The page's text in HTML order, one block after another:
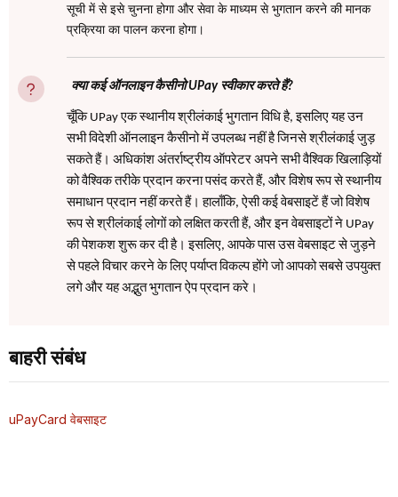
सूची में से इसे चुनना होगा और सेवा के माध्यम से भुगतान करने की मानक
प्रक्रिया का पालन करना होगा।
क्या कई ऑनलाइन कैसीनो UPay स्वीकार करते हैं?
चूँकि UPay एक स्थानीय श्रीलंकाई भुगतान विधि है, इसलिए यह उन
सभी विदेशी ऑनलाइन कैसीनो में उपलब्ध नहीं है जिनसे श्रीलंकाई जुड़
सकते हैं। अधिकांश अंतर्राष्ट्रीय ऑपरेटर अपने सभी वैश्विक खिलाड़ियों
को वैश्विक तरीके प्रदान करना पसंद करते हैं, और विशेष रूप से स्थानीय
समाधान प्रदान नहीं करते हैं। हालाँकि, ऐसी कई वेबसाइटें हैं जो विशेष
रूप से श्रीलंकाई लोगों को लक्षित करती हैं, और इन वेबसाइटों ने UPay
की पेशकश शुरू कर दी है। इसलिए, आपके पास उस वेबसाइट से जुड़ने
से पहले विचार करने के लिए पर्याप्त विकल्प होंगे जो आपको सबसे उपयुक्त
लगे और यह अद्भुत भुगतान ऐप प्रदान करे।
बाहरी संबंध
uPayCard वेबसाइट